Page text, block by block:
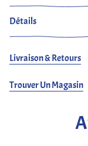
Détails
Livraison & Retours
Trouver Un Magasin